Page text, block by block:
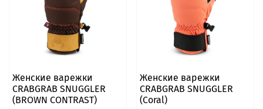
Женские варежки
CRABGRAB SNUGGLER
(BROWN CONTRAST)
Женские варежки
CRABGRAB SNUGGLER
(Coral)